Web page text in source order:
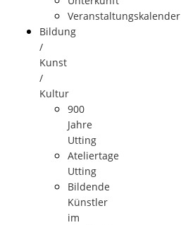
Veranstaltungskalender
Bildung
/
Kunst
/
Kultur
900
Jahre
Utting
Ateliertage
Utting
Bildende
Künstler
im